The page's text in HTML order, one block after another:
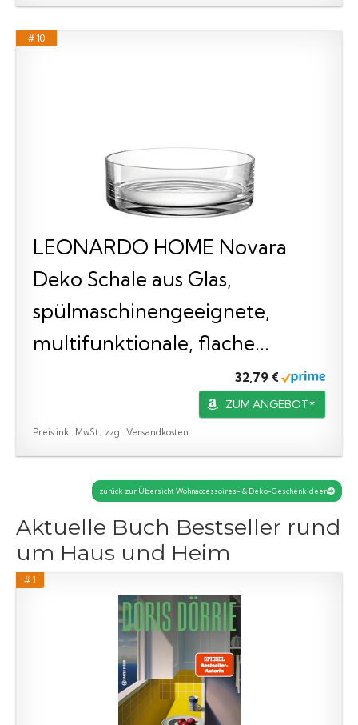
# 10
LEONARDO HOME Novara
Deko Schale aus Glas,
spülmaschinengeeignete,
multifunktionale, flache...
32,79 €
ZUM ANGEBOT*
Preis inkl. MwSt., zzgl. Versandkosten
zurück zur Übersicht Wohnaccessoires- & Deko-Geschenkideen
Aktuelle Buch Bestseller rund
um Haus und Heim
# 1